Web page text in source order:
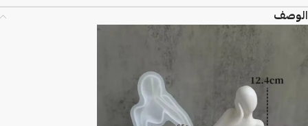
الوصف